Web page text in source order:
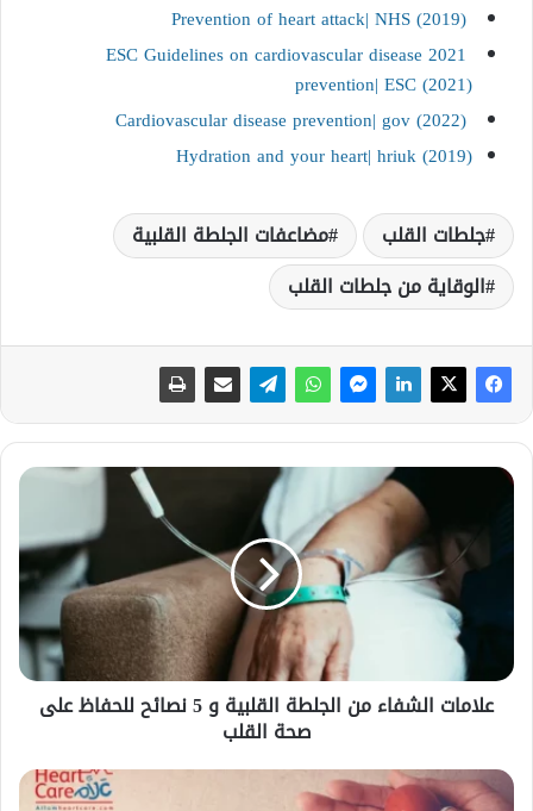
Prevention of heart attack| NHS (2019)
2021 ESC Guidelines on cardiovascular disease
prevention| ESC (2021)
Cardiovascular disease prevention| gov (2022)
Hydration and your heart| hriuk (2019)
جلطات القلب
مضاعفات الجلطة القلبية
الوقاية من جلطات القلب
ع
ش
م
ن
علامات الشفاء من الجلطة القلبية و 5 نصائح للحفاظ على
صحة القلب
أ